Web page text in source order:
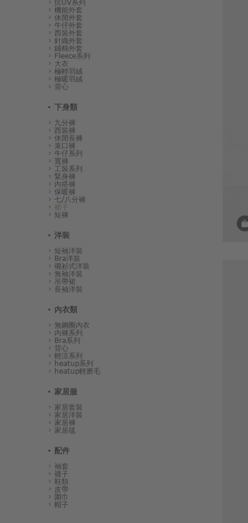
抗UV系列
機能外套
休閒外套
牛仔外套
西裝外套
針織外套
鋪棉外套
Fleece系列
大衣
極輕羽絨
極暖羽絨
背心
下身類
九分褲
西裝褲
休閒長褲
束口褲
牛仔系列
寬褲
工裝系列
緊身褲
內搭褲
保暖褲
七/八分褲
裙子
短褲
洋裝
短袖洋裝
Bra洋裝
襯衫式洋裝
無袖洋裝
吊帶裙
長袖洋裝
內衣類
無鋼圈內衣
內褲系列
Bra系列
背心
輕涼系列
heatup系列
heatup輕磨毛
家居服
家居套裝
家居洋裝
家居褲
家居毯
配件
袖套
襪子
鞋類
皮帶
圍巾
帽子